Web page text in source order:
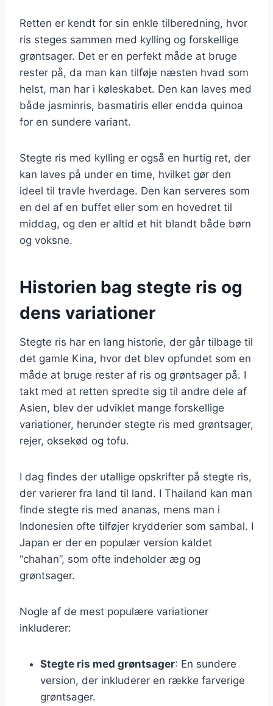
Retten er kendt for sin enkle tilberedning, hvor
ris steges sammen med kylling og forskellige
grøntsager. Det er en perfekt måde at bruge
rester på, da man kan tilføje næsten hvad som
helst, man har i køleskabet. Den kan laves med
både jasminris, basmatiris eller endda quinoa
for en sundere variant.
Stegte ris med kylling er også en hurtig ret, der
kan laves på under en time, hvilket gør den
ideel til travle hverdage. Den kan serveres som
en del af en buffet eller som en hovedret til
middag, og den er altid et hit blandt både børn
og voksne.
Historien bag stegte ris og
dens variationer
Stegte ris har en lang historie, der går tilbage til
det gamle Kina, hvor det blev opfundet som en
måde at bruge rester af ris og grøntsager på. I
takt med at retten spredte sig til andre dele af
Asien, blev der udviklet mange forskellige
variationer, herunder stegte ris med grøntsager,
rejer, oksekød og tofu.
I dag findes der utallige opskrifter på stegte ris,
der varierer fra land til land. I Thailand kan man
finde stegte ris med ananas, mens man i
Indonesien ofte tilføjer krydderier som sambal. I
Japan er der en populær version kaldet
“chahan”, som ofte indeholder æg og
grøntsager.
Nogle af de mest populære variationer
inkluderer:
Stegte ris med grøntsager: En sundere
version, der inkluderer en række farverige
grøntsager.